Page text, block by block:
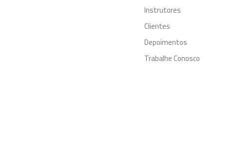
Instrutores
Clientes
Depoimentos
Trabalhe Conosco